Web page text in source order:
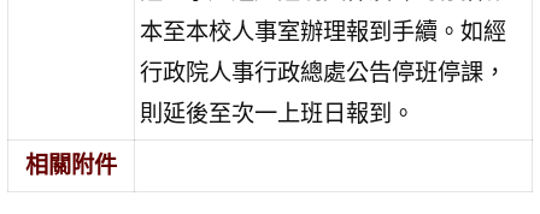
本至本校人事室辦理報到手續。如經
行政院人事行政總處公告停班停課，
則延後至次一上班日報到。
相關附件